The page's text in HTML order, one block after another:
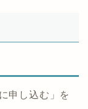
申し込む」を